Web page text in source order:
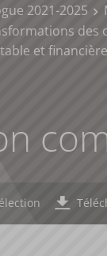
2021-2025
des
et financière